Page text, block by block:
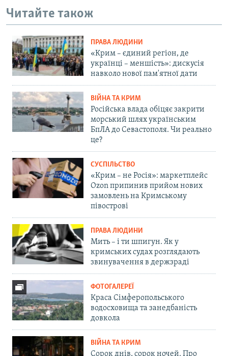
Читайте також
ПРАВА ЛЮДИНИ
«Крим – єдиний регіон, де
українці – меншість»: дискусія
навколо нової пам'ятної дати
ВІЙНА ТА КРИМ
Російська влада обіцяє закрити
морський шлях українським
БпЛА до Севастополя. Чи реально
це?
СУСПІЛЬСТВО
«Крим – не Росія»: маркетплейс
Ozon припинив прийом нових
замовлень на Кримському
півострові
ПРАВА ЛЮДИНИ
Мить – і ти шпигун. Як у
кримських судах розглядають
звинувачення в держзраді
ФОТОГАЛЕРЕЇ
Краса Сімферопольського
водосховища та занедбаність
довкола
ВІЙНА ТА КРИМ
Сорок днів, сорок ночей. Про